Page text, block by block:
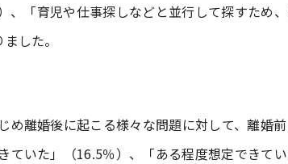
、「育児や仕事探しなどと並行して探すため
した。
め離婚後に起こる様々な問題に対して、離婚
ていた」（16.5％）、「ある程度想定できて